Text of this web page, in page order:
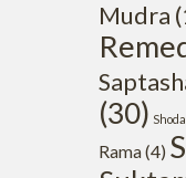
Mudra
(30)
Rama(4)